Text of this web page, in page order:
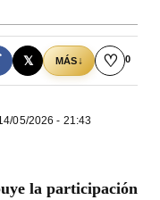
𝕏 MÁS↓ ♡ 0
05/2026 - 21:43
la participación